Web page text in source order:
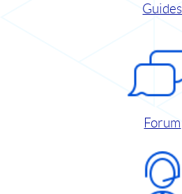
Guides
Forum